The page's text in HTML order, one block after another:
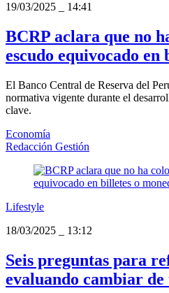
19/03/2025
14:41
BCRP aclara que no
escudo equivocado en
El Banco Central de Reserva del
normativa vigente durante el
clave.
Economía
Redacción Gestión
Lifestyle
18/03/2025
13:12
Seis preguntas para
evaluando cambiar